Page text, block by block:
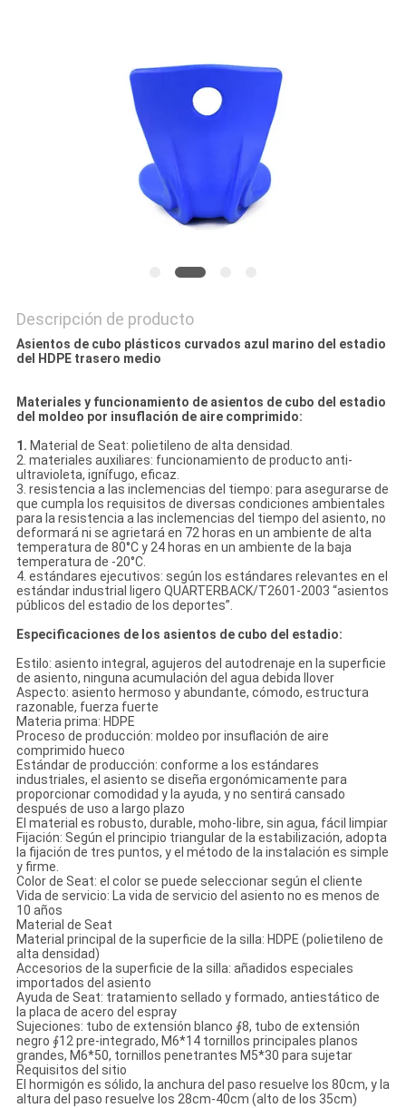
Descripción de producto
Asientos de cubo plásticos curvados azul marino del estadio
del HDPE trasero medio
Materiales y funcionamiento de asientos de cubo del estadio
del moldeo por insuflación de aire comprimido:
1. Material de Seat: polietileno de alta densidad.
2. materiales auxiliares: funcionamiento de producto anti-
ultravioleta, ignífugo, eficaz.
3. resistencia a las inclemencias del tiempo: para asegurarse de
que cumpla los requisitos de diversas condiciones ambientales
para la resistencia a las inclemencias del tiempo del asiento, no
deformará ni se agrietará en 72 horas en un ambiente de alta
temperatura de 80°C y 24 horas en un ambiente de la baja
temperatura de -20°C.
4. estándares ejecutivos: según los estándares relevantes en el
estándar industrial ligero QUARTERBACK/T2601-2003 “asientos
públicos del estadio de los deportes”.
Especificaciones de los asientos de cubo del estadio:
Estilo: asiento integral, agujeros del autodrenaje en la superficie
de asiento, ninguna acumulación del agua debida llover
Aspecto: asiento hermoso y abundante, cómodo, estructura
razonable, fuerza fuerte
Materia prima: HDPE
Proceso de producción: moldeo por insuflación de aire
comprimido hueco
Estándar de producción: conforme a los estándares
industriales, el asiento se diseña ergonómicamente para
proporcionar comodidad y la ayuda, y no sentirá cansado
después de uso a largo plazo
El material es robusto, durable, moho-libre, sin agua, fácil limpiar
Fijación: Según el principio triangular de la estabilización, adopta
la fijación de tres puntos, y el método de la instalación es simple
y firme.
Color de Seat: el color se puede seleccionar según el cliente
Vida de servicio: La vida de servicio del asiento no es menos de
10 años
Material de Seat
Material principal de la superficie de la silla: HDPE (polietileno de
alta densidad)
Accesorios de la superficie de la silla: añadidos especiales
importados del asiento
Ayuda de Seat: tratamiento sellado y formado, antiestático de
la placa de acero del espray
Sujeciones: tubo de extensión blanco ∮8, tubo de extensión
negro ∮12 pre-integrado, M6*14 tornillos principales planos
grandes, M6*50, tornillos penetrantes M5*30 para sujetar
Requisitos del sitio
El hormigón es sólido, la anchura del paso resuelve los 80cm, y la
altura del paso resuelve los 28cm-40cm (alto de los 35cm)